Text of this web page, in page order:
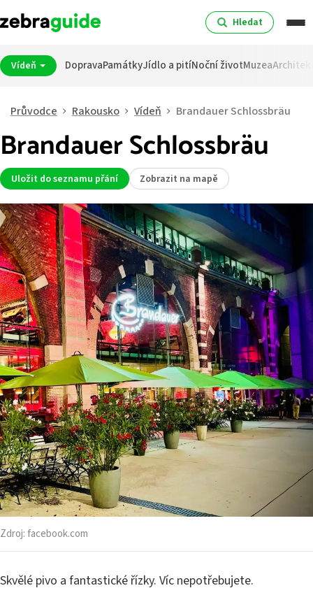
Hledat
Vídeň DopravaPamátkyJídlo a pitíNoční životMuzea
Průvodce Rakousko Vídeň Brandauer Schlossbräu
Brandauer Schlossbräu
Uložit do seznamu přání Zobrazit na mapě
Zdroj:facebook.com
Skvělé pivo a fantastické řízky. Víc nepotřebujete.